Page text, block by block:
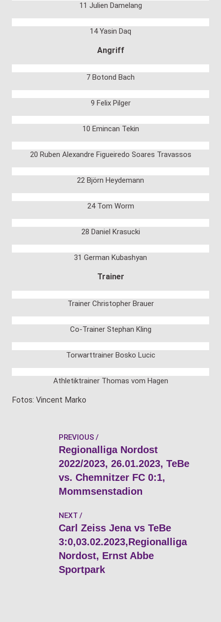
11 Julien Damelang
14 Yasin Daq
Angriff
7 Botond Bach
9 Felix Pilger
10 Emincan Tekin
20 Ruben Alexandre Figueiredo Soares Travassos
22 Björn Heydemann
24 Tom Worm
28 Daniel Krasucki
31 German Kubashyan
Trainer
Trainer Christopher Brauer
Co-Trainer Stephan Kling
Torwarttrainer Bosko Lucic
Athletiktrainer Thomas vom Hagen
Fotos: Vincent Marko
PREVIOUS
Regionalliga Nordost
2022/2023, 26.01.2023, TeBe
vs. Chemnitzer FC 0:1,
Mommsenstadion
NEXT
Carl Zeiss Jena vs TeBe
3:0,03.02.2023,Regionalliga
Nordost, Ernst Abbe
Sportpark